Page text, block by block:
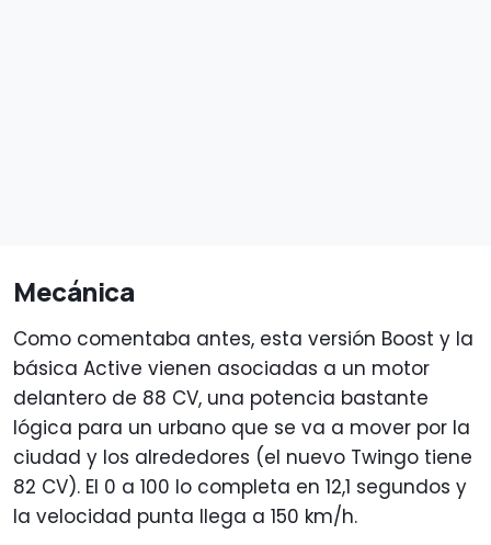
Mecánica
Como comentaba antes, esta versión Boost y la
básica Active vienen asociadas a un motor
delantero de 88 CV, una potencia bastante
lógica para un urbano que se va a mover por la
ciudad y los alrededores (el nuevo Twingo tiene
82 CV). El 0 a 100 lo completa en 12,1 segundos y
la velocidad punta llega a 150 km/h.